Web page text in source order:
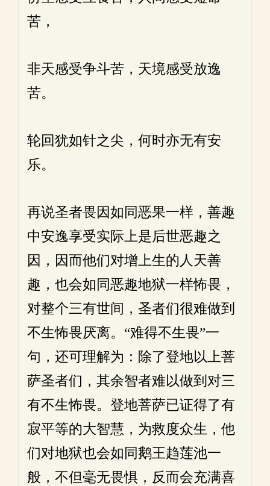
苦，
非天感受争斗苦，天境感受放逸
苦。
轮回犹如针之尖，何时亦无有安
乐。
再说圣者畏因如同恶果一样，善趣
中安逸享受实际上是后世恶趣之
因，因而他们对增上生的人天善
趣，也会如同恶趣地狱一样怖畏，
对整个三有世间，圣者们很难做到
不生怖畏厌离。“难得不生畏”一
句，还可理解为：除了登地以上菩
萨圣者们，其余智者难以做到对三
有不生怖畏。登地菩萨已证得了有
寂平等的大智慧，为救度众生，他
们对地狱也会如同鹅王趋莲池一
般，不但毫无畏惧，反而会充满喜